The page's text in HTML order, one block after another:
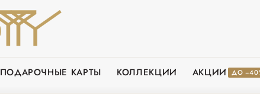
ПОДАРОЧНЫЕ КАРТЫ КОЛЛЕКЦИИ АКЦИИ ДО